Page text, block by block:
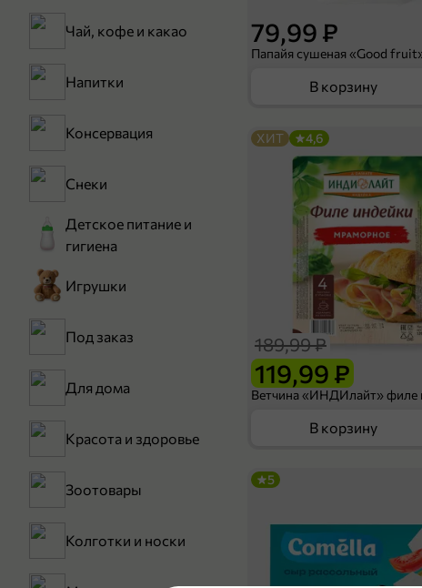
Чай, кофе и какао
Напитки
Консервация
Снеки
Детское питание и
гигиена
Игрушки
Под заказ
Для дома
Красота и здоровье
Зоотовары
Колготки и носки
79,99 ₽
Папайя сушеная «Good
В корзину
119,99 ₽
189,99 ₽
ХИТ 4,6
В корзину
5